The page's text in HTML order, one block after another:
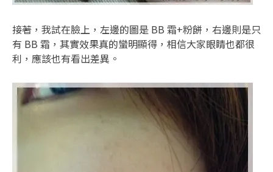
接著，我試在臉上，左邊的圖是 BB 霜+粉餅，右邊則是只
有 BB 霜，其實效果真的蠻明顯得，相信大家眼睛也都很
利，應該也有看出差異。